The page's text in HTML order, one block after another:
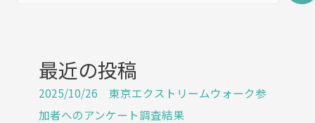
最近の投稿
2025/10/26 東京エクストリームウォーク参
加者へのアンケート調査結果